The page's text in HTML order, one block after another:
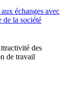
des
de travail